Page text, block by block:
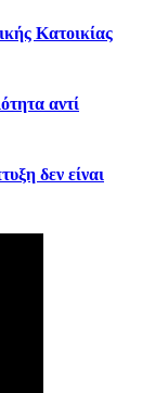
Κατοικίας
αντί
δεν είναι